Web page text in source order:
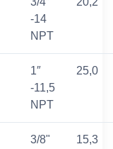
-14
NPT
1″
-11,5
NPT
25,0
3/8"
15,3